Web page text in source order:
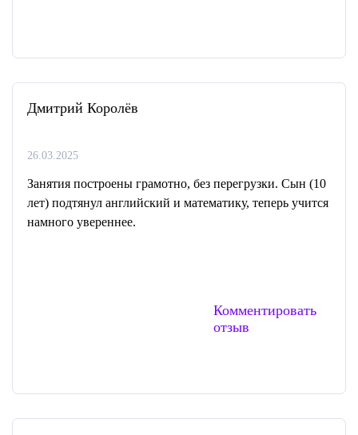
Дмитрий Королёв
26.03.2025
Занятия построены грамотно, без перегрузки. Сын (10
лет) подтянул английский и математику, теперь учится
намного увереннее.
Комментировать
отзыв